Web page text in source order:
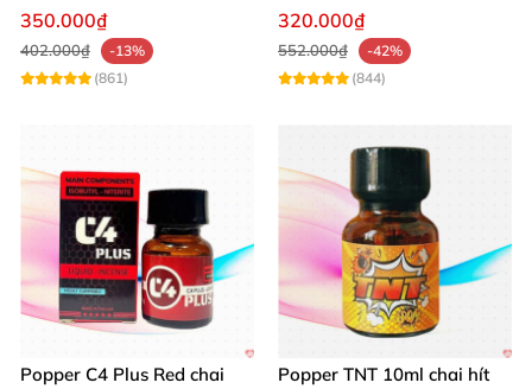
Tên sản phẩm: Popper Jacked 10ml
Tính năng: Tăng cường hưng phấn cho cuộc yêu
mãnh liệt.
Thể loại: Đồ chơi cho Gay.
Thể tích: 10ml.
Thành phần: Isobutyl nitrite.
Thích Mạnh Mẽ
350.000₫
402.000₫
-13%
(861)
đỉnh
320.000₫
552.000₫
-42%
(844)
Popper C4 Plus Red chai
Popper TNT 10ml chai hít